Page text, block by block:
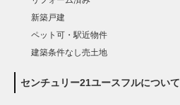
新築戸建
ペット可・駅近物件
建築条件なし売土地
センチュリー21ユースフルについて